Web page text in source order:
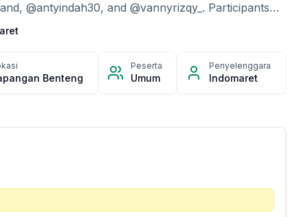
@antyindah30, and @vannyrizqy_. Participants
door prizes including a motorcycle, smart TV,
shopping vouchers.
Benteng
Peserta
Umum
Penyelenggara
Indomaret